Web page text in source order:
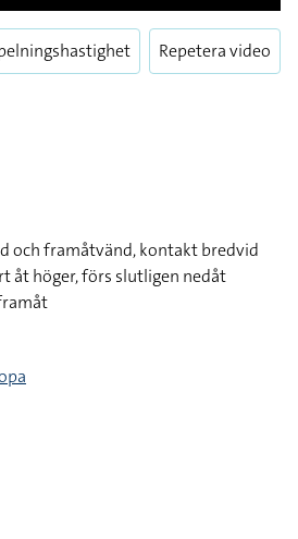
Enter
Repetera video
och framåtvänd, kontakt bredvid
åt höger, förs slutligen nedåt